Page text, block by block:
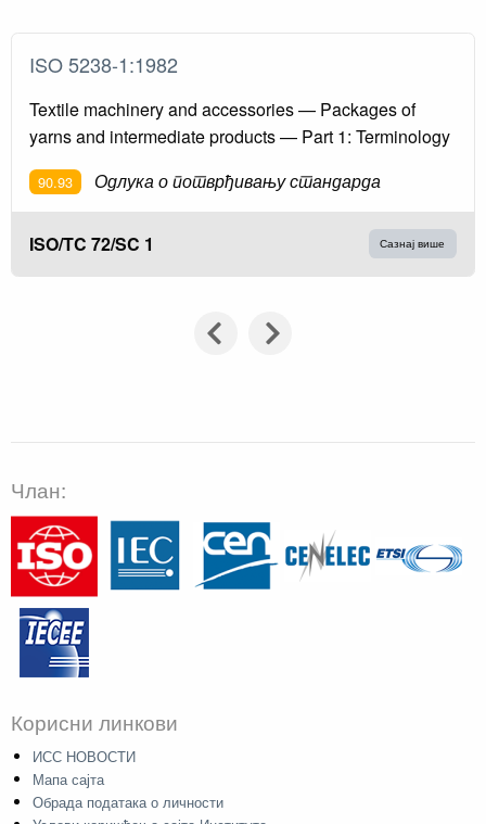
ISO 5238-1:1982
Textile machinery and accessories — Packages of
yarns and intermediate products — Part 1: Terminology
90.93 Одлука о потврђивању стандарда
ISO/TC 72/SC 1 Сазнај више
Члан:
Корисни линкови
ИСС НОВОСТИ
Мапа сајта
Обрада података о личности